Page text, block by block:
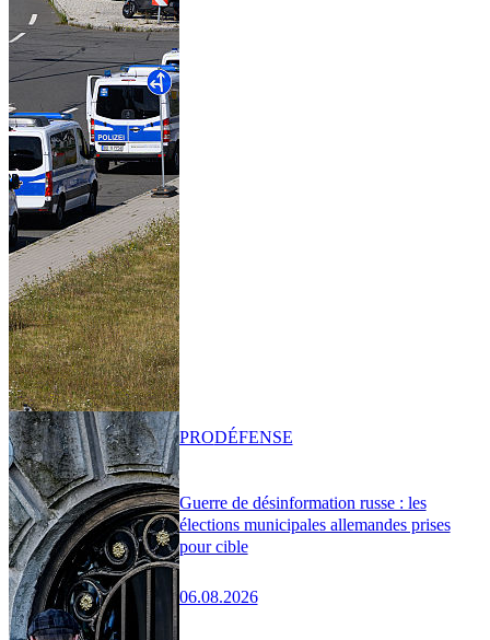
Guerre de désinformation russe : les
élections municipales allemandes prises
pour cible
06.08.2026
PRODÉFENSE